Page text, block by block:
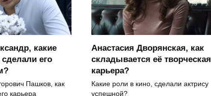
какие
его
Пашков, как
карьера
Анастасия Дворянская, как
складывается её творческая
карьера?
Какие роли в кино, сделали актрису
успешной?